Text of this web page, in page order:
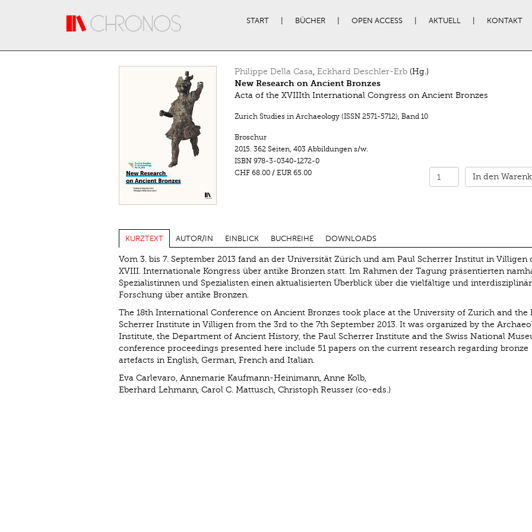
START BÜCHER OPEN ACCESS AKTUELL KONTAKT
Philippe Della Casa, Eckhard Deschler-Erb(Hg.)
New Research on Ancient Bronzes
Acta of the XVIIIth International Congress on Ancient Bronzes
Zurich Studies in Archaeology (ISSN 2571-5712), Band 10
Broschur
2015. 362 Seiten, 403 Abbildungen s/w.
ISBN 978-3-0340-1272-0
CHF 68.00/ EUR 65.00 In den
KURZTEXT AUTOR/IN EINBLICK BUCHREIHE DOWNLOADS
Vom 3. bis 7. September 2013 fand an der Universität Zürich und am Paul Scherrer Institut in Villigen
XVIII. Internationale Kongress über antike Bronzen statt. Im Rahmen der Tagung präsentierten
Spezialistinnen und Spezialisten einen aktualisierten Überblick über die vielfältige und
Forschung über antike Bronzen.
The 18th International Conference on Ancient Bronzes took place at the University of Zurich and the
Scherrer Institute in Villigen from the 3rd to the 7th September 2013. It was organized by the
Institute, ­the Department of Ancient History, the Paul Scherrer Institute and the Swiss National
conference proceedings presented here include 51 papers on the current research regarding bronze
artefacts in English, German, French and Italian.
Eva Carlevaro, Annemarie Kaufmann-Heinimann, Anne Kolb,
Eberhard Lehmann, Carol C. Mattusch, Christoph Reusser (co-eds.)